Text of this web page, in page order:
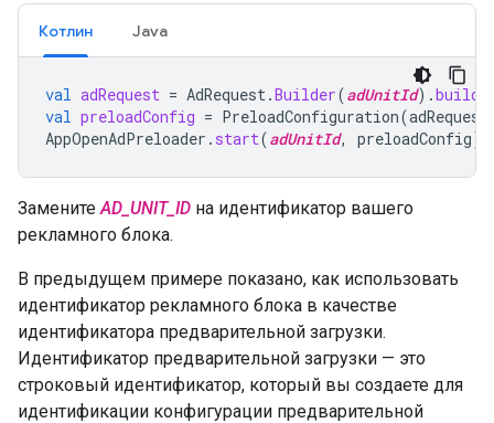
Котлин Java
val adRequest = AdRequest.Builder(adUnitId).build
val preloadConfig = PreloadConfiguration(adRequest
AppOpenAdPreloader . start(adUnitId, preloadConfig)
ЗаменитеAD_UNIT_ID на идентификатор вашего
рекламного блока.
В предыдущем примере показано, как использовать
идентификатор рекламного блока в качестве
идентификатора предварительной загрузки.
Идентификатор предварительной загрузки — это
строковый идентификатор, который вы создаете для
идентификации конфигурации предварительной